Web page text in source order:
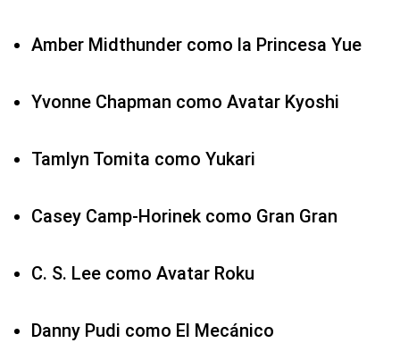
Amber Midthunder como la Princesa Yue
Yvonne Chapman como Avatar Kyoshi
Tamlyn Tomita como Yukari
Casey Camp-Horinek como Gran Gran
C. S. Lee como Avatar Roku
Danny Pudi como El Mecánico